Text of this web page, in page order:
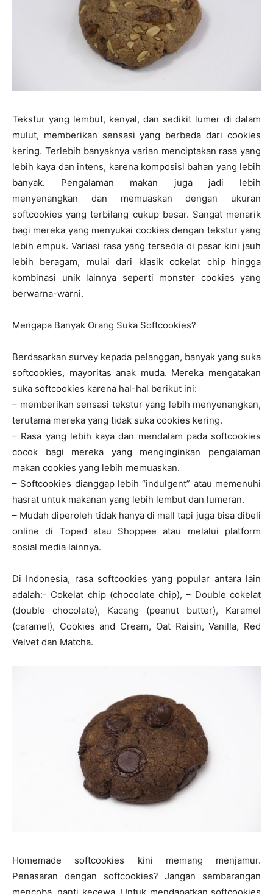
Tekstur yang lembut, kenyal, dan sedikit lumer di dalam
mulut, memberikan sensasi yang berbeda dari cookies
kering. Terlebih banyaknya varian menciptakan rasa yang
lebih kaya dan intens, karena komposisi bahan yang lebih
banyak. Pengalaman makan juga jadi lebih
menyenangkan dan memuaskan dengan ukuran
softcookies yang terbilang cukup besar. Sangat menarik
bagi mereka yang menyukai cookies dengan tekstur yang
lebih empuk. Variasi rasa yang tersedia di pasar kini jauh
lebih beragam, mulai dari klasik cokelat chip hingga
kombinasi unik lainnya seperti monster cookies yang
berwarna-warni.
Mengapa Banyak Orang Suka Softcookies?
Berdasarkan survey kepada pelanggan, banyak yang suka
softcookies, mayoritas anak muda. Mereka mengatakan
suka softcookies karena hal-hal berikut ini:
– memberikan sensasi tekstur yang lebih menyenangkan,
terutama mereka yang tidak suka cookies kering.
– Rasa yang lebih kaya dan mendalam pada softcookies
cocok bagi mereka yang menginginkan pengalaman
makan cookies yang lebih memuaskan.
– Softcookies dianggap lebih “indulgent” atau memenuhi
hasrat untuk makanan yang lebih lembut dan lumeran.
– Mudah diperoleh tidak hanya di mall tapi juga bisa dibeli
online di Toped atau Shoppee atau melalui platform
sosial media lainnya.
Di Indonesia, rasa softcookies yang popular antara lain
adalah:- Cokelat chip (chocolate chip), – Double cokelat
(double chocolate), Kacang (peanut butter), Karamel
(caramel), Cookies and Cream, Oat Raisin, Vanilla, Red
Velvet dan Matcha.
Homemade softcookies kini memang menjamur.
Penasaran dengan softcookies? Jangan sembarangan